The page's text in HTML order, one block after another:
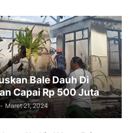
Bale Dauh Di
Capai Rp 500 Juta
- Maret 21, 2024